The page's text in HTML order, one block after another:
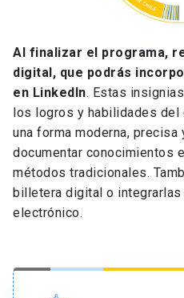
Al finalizar el programa,
digital, que podrás
en LinkedIn. Estas
los logros y habilidades
una forma moderna,
documentar conocimientos
métodos tradicionales.
billetera digital o
electrónico.